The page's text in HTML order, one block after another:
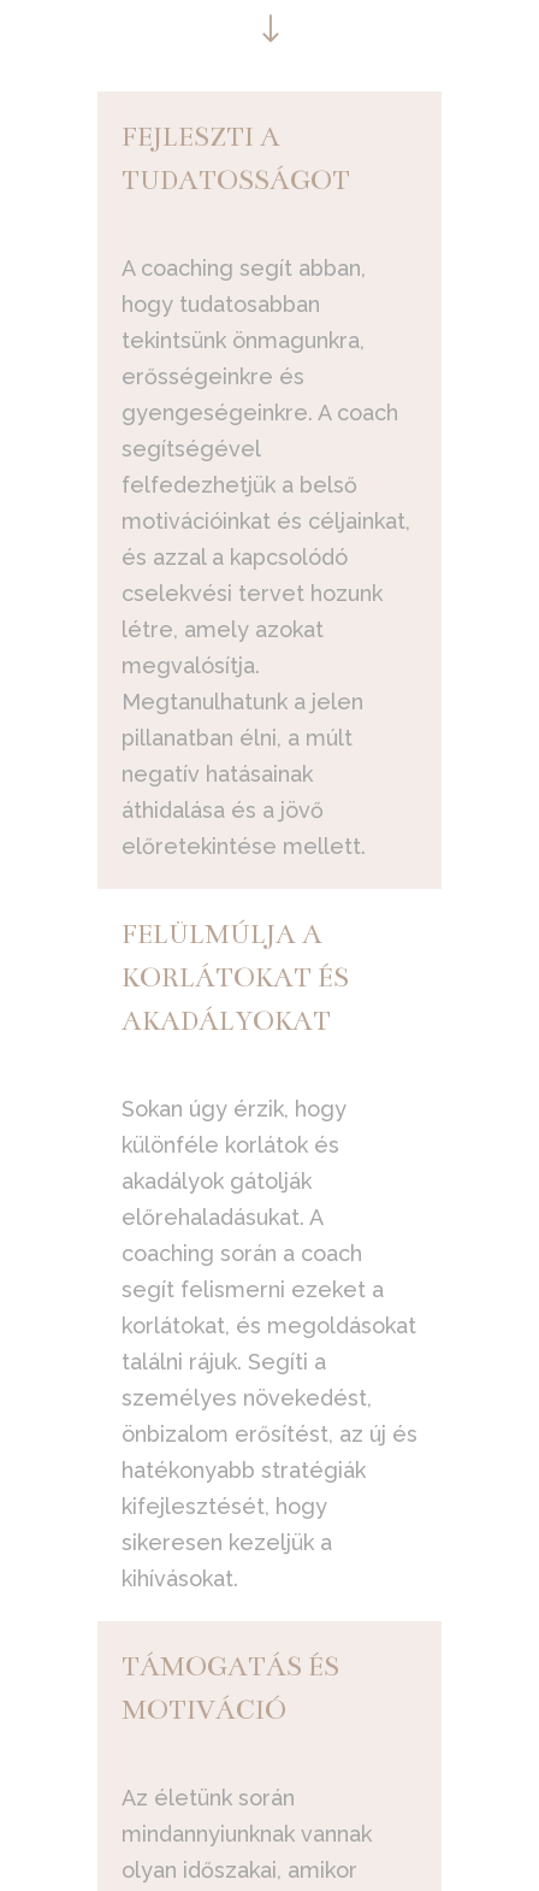
"
FEJLESZTI A
TUDATOSSÁGOT
A coaching segít abban,
hogy tudatosabban
tekintsünk önmagunkra,
erősségeinkre és
gyengeségeinkre. A coach
segítségével
felfedezhetjük a belső
motivációinkat és céljainkat,
és azzal a kapcsolódó
cselekvési tervet hozunk
létre, amely azokat
megvalósítja.
Megtanulhatunk a jelen
pillanatban élni, a múlt
negatív hatásainak
áthidalása és a jövő
előretekintése mellett.
FELÜLMÚLJA A
KORLÁTOKAT ÉS
AKADÁLYOKAT
Sokan úgy érzik, hogy
különféle korlátok és
akadályok gátolják
előrehaladásukat. A
coaching során a coach
segít felismerni ezeket a
korlátokat, és megoldásokat
találni rájuk. Segíti a
személyes növekedést,
önbizalom erősítést, az új és
hatékonyabb stratégiák
kifejlesztését, hogy
sikeresen kezeljük a
kihívásokat.
TÁMOGATÁS ÉS
MOTIVÁCIÓ
Az életünk során
mindannyiunknak vannak
olyan időszakai, amikor